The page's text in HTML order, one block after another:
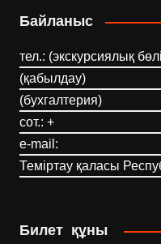
Байланыс
тел.: (экскурсиялық
(қабылдау)
(бухгалтерия)
сот.: +
e-mail:
Теміртау қаласы
Билет құны